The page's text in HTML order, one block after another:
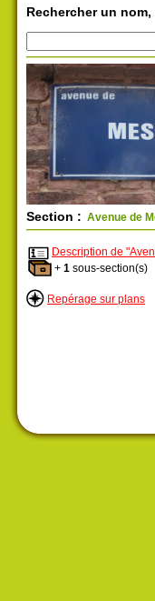
Rechercher un
Section : Avenue de
Description de
+ 1 sous-section(s)
Repérage sur plans